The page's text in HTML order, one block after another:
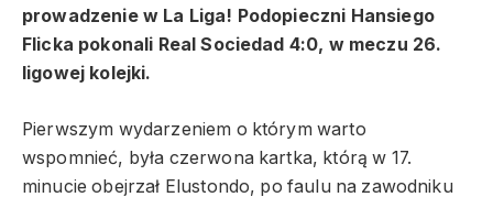
prowadzenie w La Liga! Podopieczni Hansiego
Flicka pokonali Real Sociedad 4:0, w meczu 26.
ligowej kolejki.
Pierwszym wydarzeniem o którym warto
wspomnieć, była czerwona kartka, którą w 17.
minucie obejrzał Elustondo, po faulu na zawodniku